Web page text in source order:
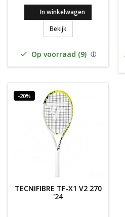
In winkelwagen
BekijkTecnifibre TF-X1 v2
 Op voorraad (9)
-20%
TECNIFIBRE TF-X1 V2 270
'24